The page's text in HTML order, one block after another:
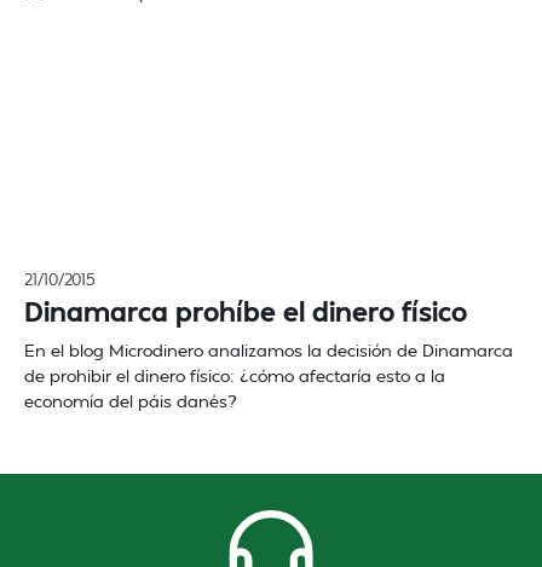
21/10/2015
Dinamarca prohíbe el dinero físico
En el blog Microdinero analizamos la decisión de Dinamarca
de prohibir el dinero físico: ¿cómo afectaría esto a la
economía del páis danés?